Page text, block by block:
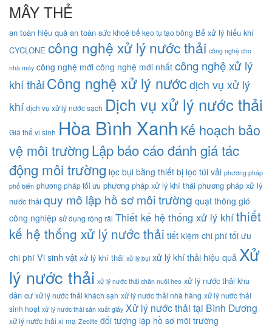
MÂY THẺ
an toàn hiệu quả an toàn sức khoẻ bể keo tụ tạo bông Bể xử lý hiếu khí
CYCLONE công nghệ xử lý nước thải công nghệ cho
nhà máy công nghệ mới công nghệ mới nhất công nghệ xử lý
khí thải Công nghệ xử lý nước dịch vụ xử lý
khí dịch vụ xử lý nước sạch Dịch vụ xử lý nước thải
Giá thể vi sinh Hòa Bình XanhKế hoạch bảo
vệ môi trườngLập báo cáo đánh giá tác
động môi trường lọc bụi bằng thiết bị lọc túi vải phương pháp
phổ biến phương pháp tối ưu phương pháp xử lý khí thải phương pháp xử lý
nước thải quy mô lập hồ sơ môi trường quạt thông gió
công nghiệp sử dụng rộng rãi Thiết kế hệ thống xử lý khíthiết
kế hệ thống xử lý nước thải tiết kiệm chi phí tối ưu
chi phí Vi sinh vật xử lý khí thải xử lý bụi xử lý khí thải hiệu quảXử
lý nước thải xử lý nước thải chăn nuôi heo xử lý nước thải khu
dân cư xử lý nước thải khách sạn xử lý nước thải nhà hàng xử lý nước thải
sinh hoạt xử lý nước thải sản xuất giấy Xử lý nước thải tại Bình Dương
xử lý nước thải xi mạ Zeolite đối tượng lập hồ sơ môi trường